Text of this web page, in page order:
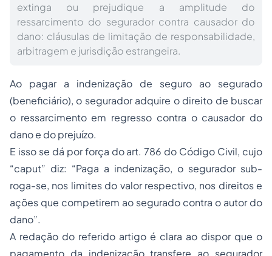
extinga ou prejudique a amplitude do
ressarcimento do segurador contra causador do
dano: cláusulas de limitação de responsabilidade,
arbitragem e jurisdição estrangeira.
Ao pagar a indenização de seguro ao segurado
(beneficiário), o segurador adquire o direito de buscar
o ressarcimento em regresso contra o causador do
dano e do prejuízo.
E isso se dá por força do art. 786 do Código Civil, cujo
“caput” diz: “Paga a indenização, o segurador sub-
roga-se, nos limites do valor respectivo, nos direitos e
ações que competirem ao segurado contra o autor do
dano”.
A redação do referido artigo é clara ao dispor que o
pagamento da indenização transfere ao segurador